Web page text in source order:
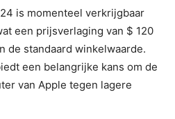
is momenteel verkrijgbaar
een prijsverlaging van $ 120
de standaard winkelwaarde.
een belangrijke kans om de
van Apple tegen lagere